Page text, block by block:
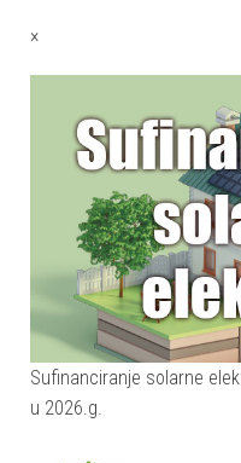
×
Sufinanciranje solarne
u 2026.g.